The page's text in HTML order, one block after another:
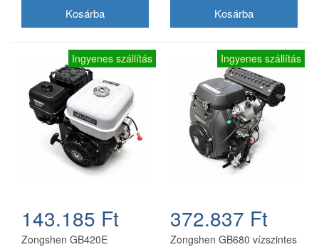
Ingyenes szállítás
143.185 Ft
Zongshen GB420E
Ingyenes szállítás
372.837 Ft
Zongshen GB680 vízszintes